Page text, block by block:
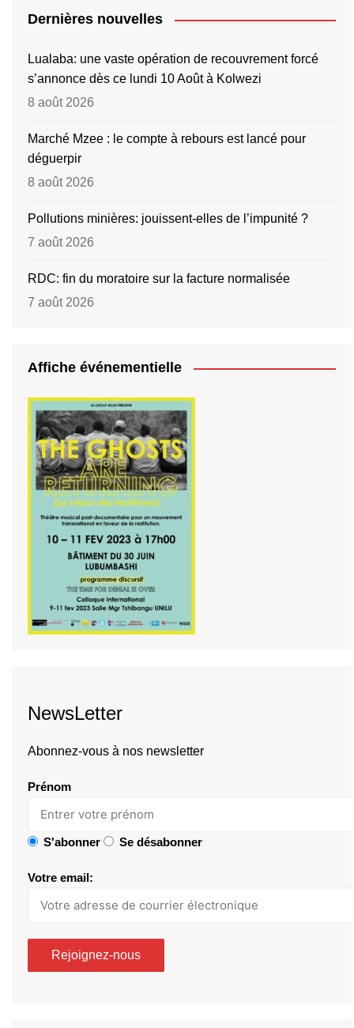
Dernières nouvelles
Lualaba: une vaste opération de recouvrement forcé
s’annonce dès ce lundi 10 Août à Kolwezi
8 août 2026
Marché Mzee : le compte à rebours est lancé pour
déguerpir
8 août 2026
Pollutions minières: jouissent-elles de l’impunité ?
7 août 2026
RDC: fin du moratoire sur la facture normalisée
7 août 2026
Affiche événementielle
NewsLetter
Abonnez-vous à nos newsletter
Prénom
S'abonner Se désabonner
Votre email: